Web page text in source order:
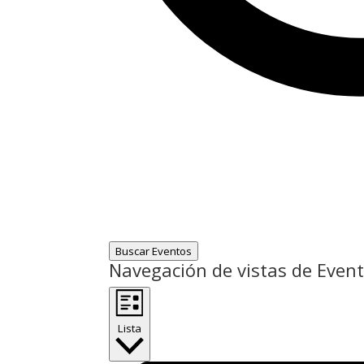
Buscar Eventos
Navegación de vistas de
Lista